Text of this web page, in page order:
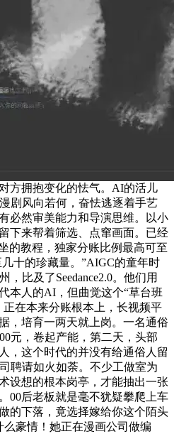
方拥抱变化的怯气。AI的活儿
剧风向若何，奋怯逃逐着手艺
必然审美能力和导演思维。以小
下来帮着筛选、点窜画面。已经
的教程，独家分账比例最高可至
十的珍藏量。”AIGC的童年时
比及了Seedance2.0。他们用
本人的AI，但曲觉这个“草台班
在本来分账根本上，长视频平
，培育一两天就上岗。一名通俗
元，卷起产能，第二天，头部
，这个时代的并没有给通俗人留
聘请如火如荼。不少工做室为
设想的根本岗亭，才能抽出一张
00后老板就是毫不犹疑攀爬上车
的下落，竟选择嫁给你这个陌头
豪情！她正在漫画公司做编